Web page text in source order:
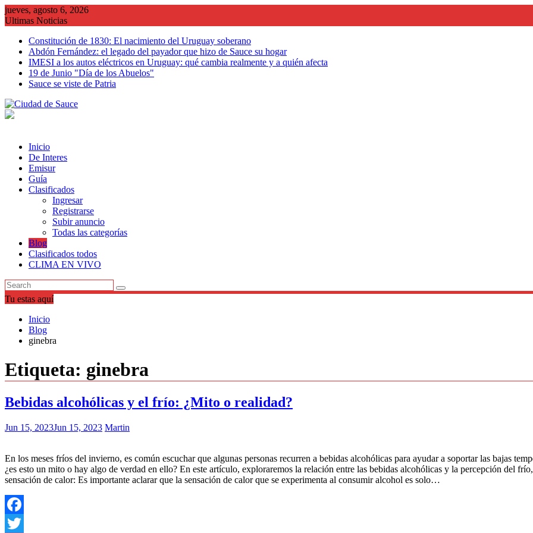
Saltar
al
jueves, agosto 6, 2026
Ultimas Noticias
Constitución de 1830: El nacimiento del Uruguay soberano
Abdón Fernández: el legado del payador que hizo de Sauce su hogar
IMESI a los autos eléctricos en Uruguay: qué cambia realmente y a quién afecta
19 de Junio "Día de los Abuelos"
Sauce se viste de Patria
Inicio
De Interes
Emisur
Guía
Clasificados
Ingresar
Registrarse
Subir anuncio
Todas las categorías
Blog
Clasificados todos
CLIMA EN VIVO
Tu estas aquí
Inicio
Blog
ginebra
Etiqueta: ginebra
Bebidas alcohólicas y el frío: ¿Mito o realidad?
Jun 15, 2023Jun 15, 2023 Martin
En los meses fríos del invierno, es común escuchar que algunas personas recurren a bebidas alcohólicas para ayudar a soportar las bajas
¿es esto un mito o hay algo de verdad en ello? En este artículo, exploraremos la relación entre las bebidas alcohólicas y la percepción del
sensación de calor: Es importante aclarar que la sensación de calor que se experimenta al consumir alcohol es solo…
Facebook